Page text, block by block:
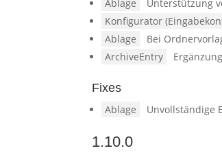
Ablage
Unterstützung
Konfigurator
Ablage
Bei
ArchiveEntry
Fixes
Ablage Unvollständige
1.10.0